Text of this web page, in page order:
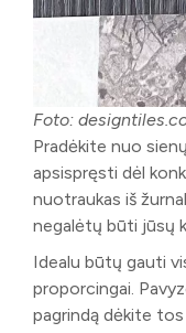
Foto:
Pradėkite nuo
apsispręsti dėl
nuotraukas iš
negalėtų būti jūsų
Idealu būtų gauti
proporcingai.
pagrindą dėkite